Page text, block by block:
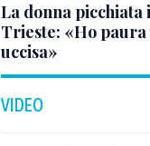
La donna picchiata
Trieste: «Ho paura
uccisa»
VIDEO